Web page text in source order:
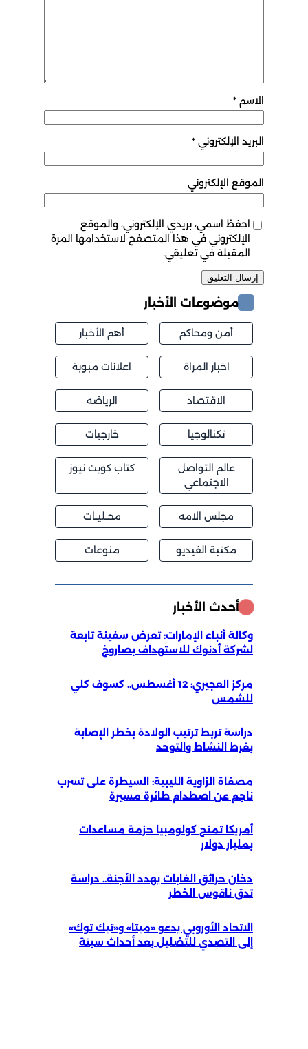
الاسم *
البريد الإلكتروني *
الموقع الإلكتروني
احفظ اسمي، بريدي الإلكتروني، والموقع
الإلكتروني في هذا المتصفح لاستخدامها المرة
المقبلة في تعليقي.
موضوعات الأخبار
أمن ومحاكم أهم الأخبار
اخبار المراة اعلانات مبوبة
الاقتصاد الرياضه
تكنالوجيا خارجيات
عالم التواصل
الاجتماعي
كتاب كويت نيوز
مجلس الامه محــليــات
مكتبة الفيديو منوعات
أحدث الأخبار
وكالة أنباء الإمارات: تعرض سفينة تابعة
لشركة أدنوك للاستهداف بصاروخ
مركز العجيري: 12 أغسطس.. كسوف كلي
للشمس
دراسة تربط ترتيب الولادة بخطر الإصابة
بفرط النشاط والتوحد
مصفاة الزاوية الليبية: السيطرة على تسرب
ناجم عن اصطدام طائرة مسيرة
أمريكا تمنح كولومبيا حزمة مساعدات
بمليار دولار
دخان حرائق الغابات يهدد الأجنة.. دراسة
تدق ناقوس الخطر
الاتحاد الأوروبي يدعو «ميتا» و«تيك توك»
إلى التصدي للتضليل بعد أحداث سبتة